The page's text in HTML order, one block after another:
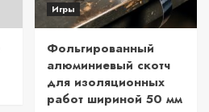
Игры
Фольгированный
алюминиевый скотч
для изоляционных
работ шириной 50 мм